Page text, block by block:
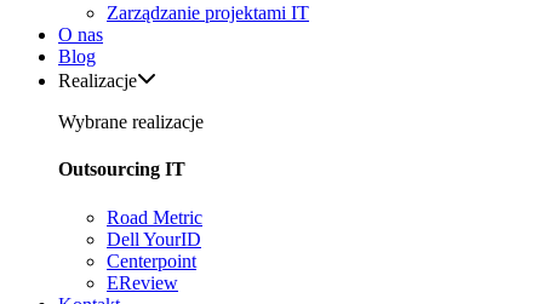
Zarządzanie projektami IT
O nas
Blog
Realizacje
Wybrane realizacje
Outsourcing IT
Road Metric
Dell YourID
Centerpoint
EReview